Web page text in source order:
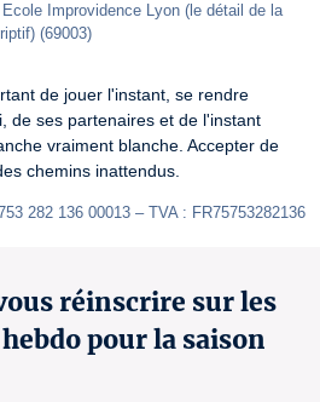
Improvidence Lyon (le détail de la
(69003)
de jouer l'instant, se rendre
de ses partenaires et de l'instant
vraiment blanche. Accepter de
chemins inattendus.
282 136 00013 – TVA : FR75753282136
réinscrire sur les
pour la saison